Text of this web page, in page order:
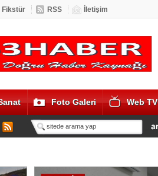
Fikstür RSS İletişim
Foto Galeri Web TV